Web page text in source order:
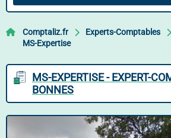
Comptaliz.fr Experts-Comptables
MS-Expertise
MS-EXPERTISE - EXPERT-
BONNES